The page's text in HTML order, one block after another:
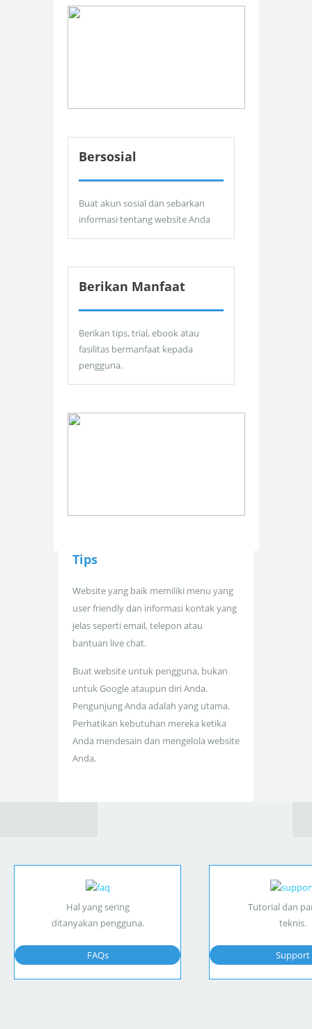
Bersosial
Buat akun sosial dan sebarkan
informasi tentang website Anda
Berikan Manfaat
Berikan tips, trial, ebook atau
fasilitas bermanfaat kepada
pengguna.
Tips
Website yang baik memiliki menu yang
user friendly dan informasi kontak yang
jelas seperti email, telepon atau
bantuan live chat.
Buat website untuk pengguna, bukan
untuk Google ataupun diri Anda.
Pengunjung Anda adalah yang utama.
Perhatikan kebutuhan mereka ketika
Anda mendesain dan mengelola website
Anda.
Hal yang sering
ditanyakan pengguna.
FAQs
Tutorial dan
teknis.
Support